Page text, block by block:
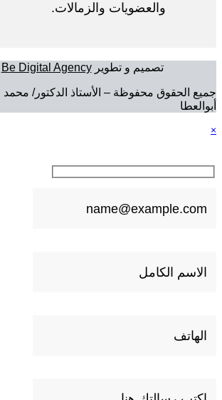
والعضويات والزمالات.
Be Digital Agency تصميم و تطوير
جميع الحقوق محفوظة – الأستاذ الدكتور/ محمد
أبوالعطا
×